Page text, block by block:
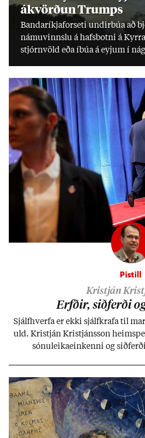
ákvörð­un Trumps
Banda­ríkja­for­seti und­ir­búa að
námu­vinnslu á hafs­botni á
stjórn­völd eða íbúa á eyj­um í
Pistill
Kristján
Erfð­ir, sið­ferði
Sjálf­hverfa er ekki sjálf­krafa til
uld. Kristján Kristjáns­son
sónu­leika­ein­kenni og